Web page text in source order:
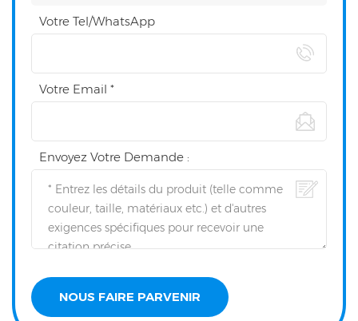
Votre Tel/WhatsApp
Votre Email *
Envoyez Votre Demande :